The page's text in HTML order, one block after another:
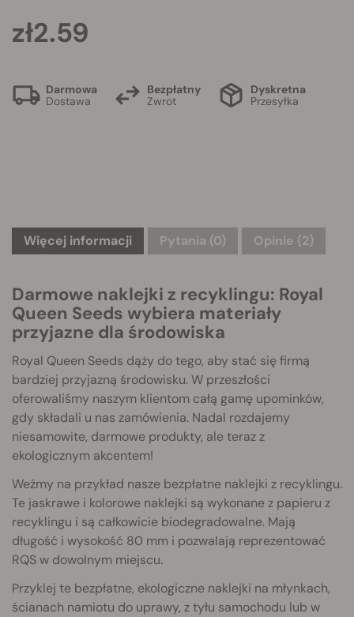
zł2.59
Darmowa
Dostawa
Bezpłatny
Zwrot
Dyskretna
Przesyłka
Więcej informacji Pytania (0) Opinie (2)
Darmowe naklejki z recyklingu: Royal
Queen Seeds wybiera materiały
przyjazne dla środowiska
Royal Queen Seeds dąży do tego, aby stać się firmą
bardziej przyjazną środowisku. W przeszłości
oferowaliśmy naszym klientom całą gamę upominków,
gdy składali u nas zamówienia. Nadal rozdajemy
niesamowite, darmowe produkty, ale teraz z
ekologicznym akcentem!
Weźmy na przykład nasze bezpłatne naklejki z recyklingu.
Te jaskrawe i kolorowe naklejki są wykonane z papieru z
recyklingu i są całkowicie biodegradowalne. Mają
długość i wysokość 80 mm i pozwalają reprezentować
RQS w dowolnym miejscu.
Przyklej te bezpłatne, ekologiczne naklejki na młynkach,
ścianach namiotu do uprawy, z tyłu samochodu lub w